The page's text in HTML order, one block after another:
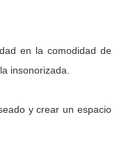
en la comodidad de
insonorizada.
y crear un espacio